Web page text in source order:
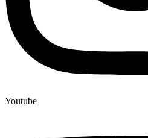
Youtube